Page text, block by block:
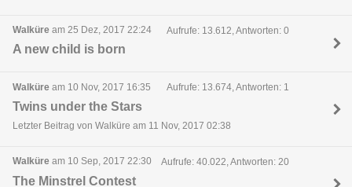
Walküre am 25 Dez, 2017 22:24 Aufrufe: 13.612, Antworten: 0
A new child is born
Walküre am 10 Nov, 2017 16:35 Aufrufe: 13.674, Antworten: 1
Twins under the Stars
Letzter Beitrag von Walküre am 11 Nov, 2017 02:38
Walküre am 10 Sep, 2017 22:30 Aufrufe: 40.022, Antworten: 20
The Minstrel Contest